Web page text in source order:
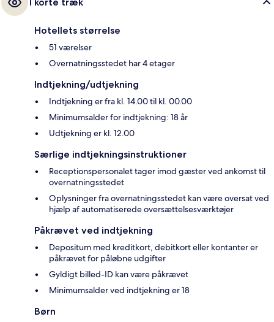
Hotellets størrelse
51 værelser
Overnatningsstedet har 4 etager
Indtjekning/udtjekning
Indtjekning er fra kl. 14.00 til kl. 00.00
Minimumsalder for indtjekning: 18 år
Udtjekning er kl. 12.00
Særlige indtjekningsinstruktioner
Receptionspersonalet tager imod gæster ved ankomst til
overnatningsstedet
Oplysninger fra overnatningsstedet kan være oversat ved
hjælp af automatiserede oversættelsesværktøjer
Påkrævet ved indtjekning
Depositum med kreditkort, debitkort eller kontanter er
påkrævet for påløbne udgifter
Gyldigt billed-ID kan være påkrævet
Minimumsalder ved indtjekning er 18
Børn